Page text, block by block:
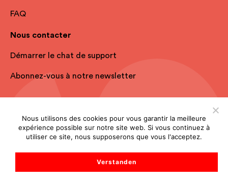
FAQ
Nous contacter
Démarrer le chat de support
Abonnez-vous à notre newsletter
Nous utilisons des cookies pour vous garantir la meilleure
expérience possible sur notre site web. Si vous continuez à
utiliser ce site, nous supposerons que vous l'acceptez.
Verstanden